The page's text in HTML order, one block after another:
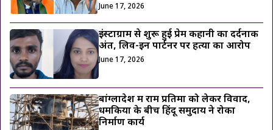
June 17, 2026
इंस्टाग्राम से शुरू हुई प्रेम कहानी का दर्दनाक
अंत, लिव-इन पार्टनर पर हत्या का आरोप
June 17, 2026
बांग्लादेश में राम प्रतिमा को लेकर विवाद,
धमकियों के बीच हिंदू समुदाय ने रोका
निर्माण कार्य